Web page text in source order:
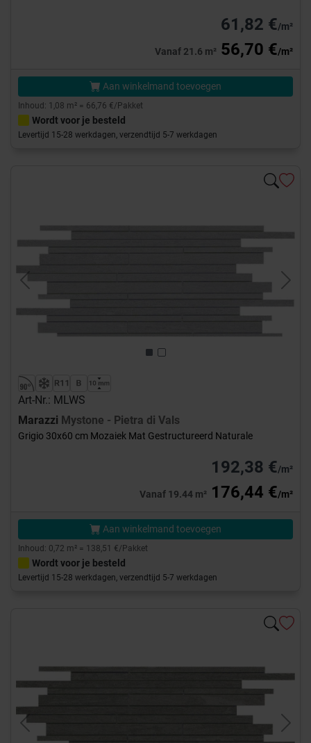
61,82 €/m²
Vanaf 21.6 m² 56,70 €/m²
Aan winkelmand toevoegen
Inhoud: 1,08 m² = 66,76 €/Pakket
Wordt voor je besteld
Levertijd 15-28 werkdagen, verzendtijd 5-7 werkdagen
Previous Next
Art-Nr.: MLWS
Marazzi Mystone - Pietra di Vals
Grigio 30x60 cm Mozaiek Mat Gestructureerd Naturale
192,38 €/m²
Vanaf 19.44 m² 176,44 €/m²
Aan winkelmand toevoegen
Inhoud: 0,72 m² = 138,51 €/Pakket
Wordt voor je besteld
Levertijd 15-28 werkdagen, verzendtijd 5-7 werkdagen
Previous Next